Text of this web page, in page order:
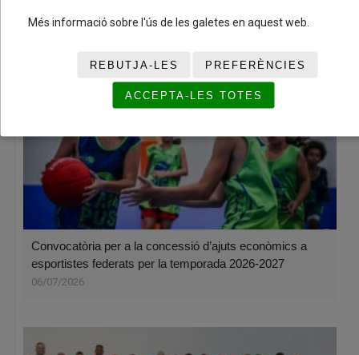
08/07/2026
Convocatòria per a la concessió d’ajuts econòmics a
esportistes federats per la temporada 2026-2027
06/07/2026
Més informació sobre l'ús de les galetes en aquest web.
REBUTJA-LES PREFERÈNCIES
ACCEPTA-LES TOTES